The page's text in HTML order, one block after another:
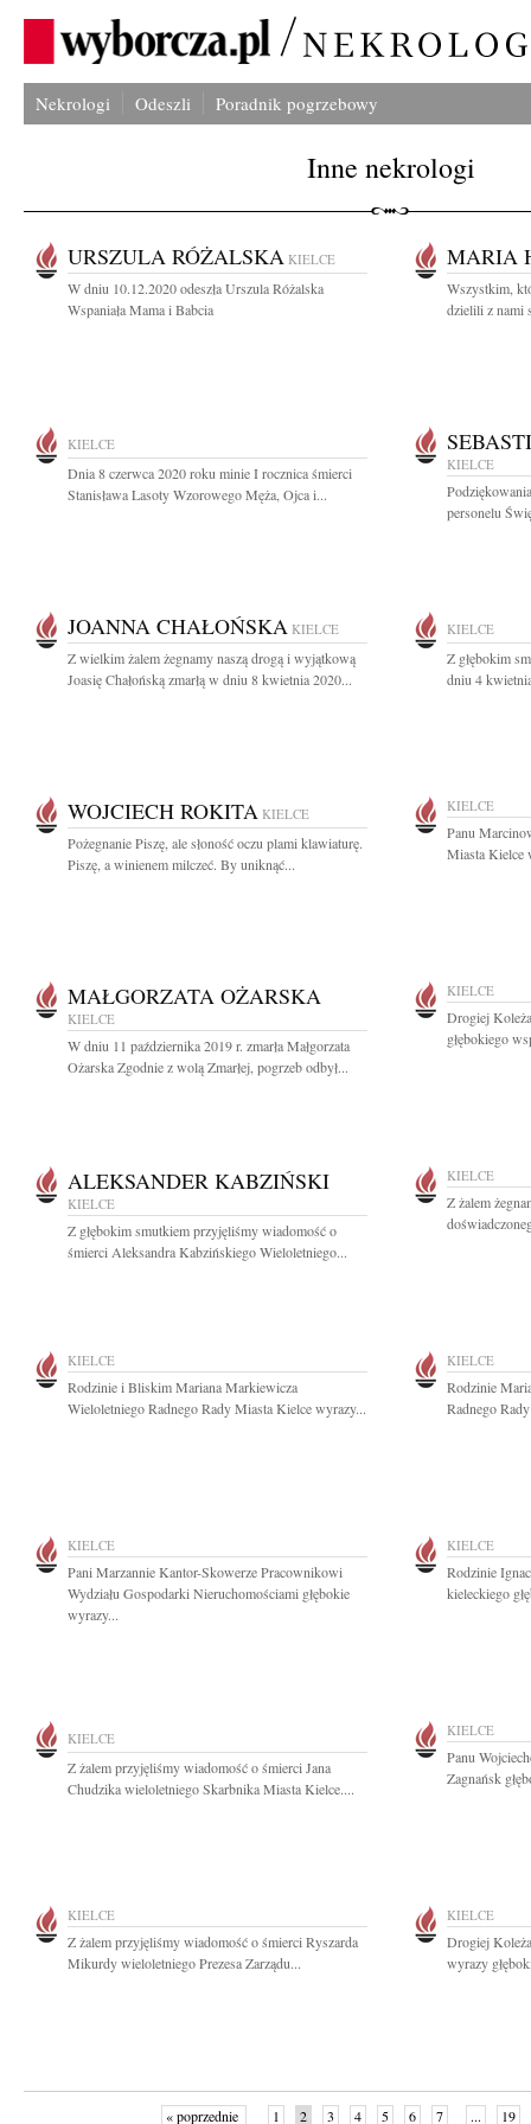
Nekrologi Odeszli Poradnik pogrzebowy
Inne nekrologi
URSZULA RÓŻALSKA KIELCE
W dniu 10.12.2020 odeszła Urszula Różalska
Wspaniała Mama i Babcia
MARIA
Wszystkim,
dzielili z nami
KIELCE
Dnia 8 czerwca 2020 roku minie I rocznica śmierci
Stanisława Lasoty Wzorowego Męża, Ojca i...
KIELCE
personelu
JOANNA CHAŁOŃSKA KIELCE
Z wielkim żalem żegnamy naszą drogą i wyjątkową
Joasię Chałońską zmarłą w dniu 8 kwietnia 2020...
KIELCE
Z głębokim
dniu 4
WOJCIECH ROKITA KIELCE
Pożegnanie Piszę, ale słoność oczu plami klawiaturę.
Piszę, a winienem milczeć. By uniknąć...
KIELCE
Panu
Miasta Kielce
MAŁGORZATA OŻARSKA
KIELCE
W dniu 11 października 2019 r. zmarła Małgorzata
Ożarska Zgodnie z wolą Zmarłej, pogrzeb odbył...
KIELCE
Drogiej
głębokiego
ALEKSANDER KABZIŃSKI
KIELCE
Z głębokim smutkiem przyjęliśmy wiadomość o
śmierci Aleksandra Kabzińskiego Wieloletniego...
KIELCE
Z żalem
KIELCE
Rodzinie i Bliskim Mariana Markiewicza
Wieloletniego Radnego Rady Miasta Kielce wyrazy...
KIELCE
Rodzinie
Radnego
KIELCE
Pani Marzannie Kantor-Skowerze Pracownikowi
Wydziału Gospodarki Nieruchomościami głębokie
wyrazy...
KIELCE
Rodzinie
kieleckiego
KIELCE
Z żalem przyjęliśmy wiadomość o śmierci Jana
Chudzika wieloletniego Skarbnika Miasta Kielce....
KIELCE
Panu
Zagnańsk
KIELCE
Z żalem przyjęliśmy wiadomość o śmierci Ryszarda
Mikurdy wieloletniego Prezesa Zarządu...
KIELCE
Drogiej
wyrazy
« poprzednie 1 2 3 4 5 6 7 ... 19